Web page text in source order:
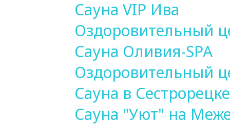
Сауна VIP Ива
Оздоровительный
Сауна Оливия-SPA
Сауна в Сестрорецке
Сауна "Уют" на